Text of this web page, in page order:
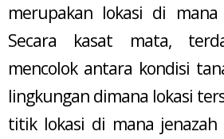
merupakan lokasi di mana
Secara kasat mata,
mencolok antara kondisi
lingkungan dimana lokasi
titik lokasi di mana jenazah